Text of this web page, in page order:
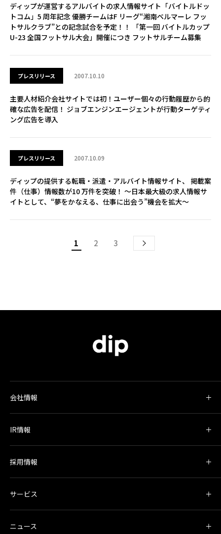
ディップが運営するアルバイトの求人情報サイト「バイトルドッ
トコム」5 周年記念 優勝チームはF リーグ“湘南ベルマーレ フッ
トサルクラブ”との記念試合を予定！！ 「第一回 バイトルカップ
U-23 全国フットサル大会」開催につき フットサルチーム募集
プレスリリース 2007.10.10
主要人材紹介会社サイトでは初！ユーザー個々の行動履歴から的
確な広告を配信！ ジョブエンジンエージェントが行動ターゲティ
ング広告を導入
プレスリリース 2007.10.09
ディップの提供する転職・派遣・アルバイト情報サイト、 掲載案
件（仕事）情報数が10 万件を突破！ ～日本最大級の求人情報サ
イトとして、“夢をかなえる、仕事に出会う”機会を拡大～
1 2 3
会社情報
IR情報
採用情報
サービス
ニュース